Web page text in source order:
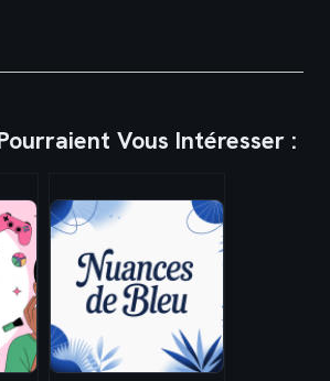
Vous Intéresser :